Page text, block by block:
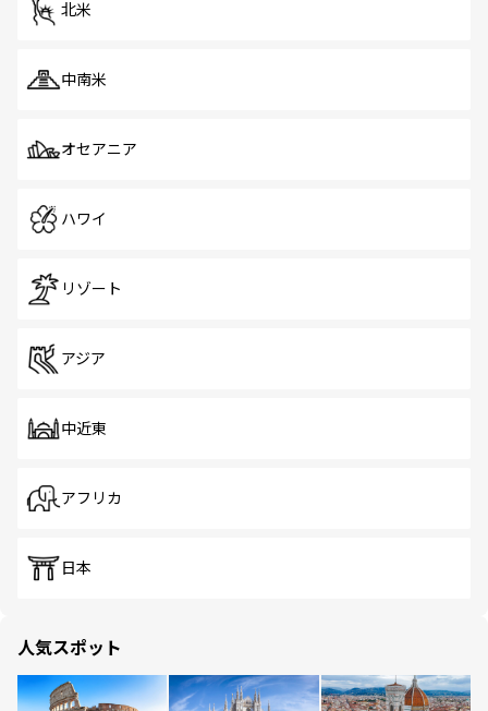
北米
中南米
オセアニア
ハワイ
リゾート
アジア
中近東
アフリカ
日本
人気スポット